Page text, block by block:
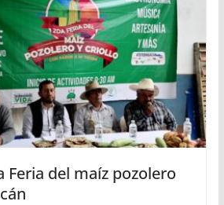
Feria del maíz pozolero